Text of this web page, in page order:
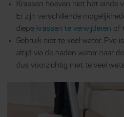
Krassen hoeven niet het einde
Er zijn verschillende
diepe krassen te verwijderen of
Gebruik niet te veel water. Pvc
altijd via de naden water naar de
dus voorzichtig met te veel